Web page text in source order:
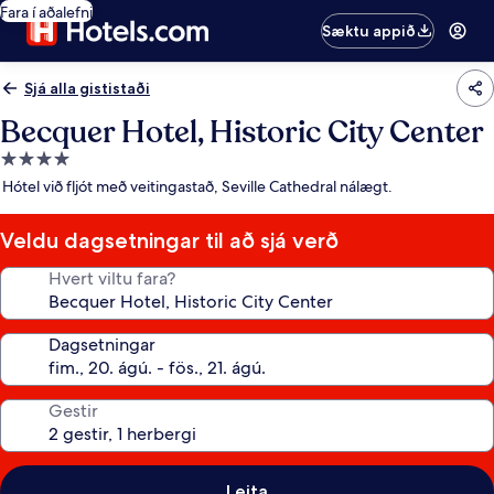
Fara í aðalefni
Sæktu appið
Sjá alla gististaði
Becquer Hotel, Historic City Center
4.0
stjörnu
Hótel við fljót með veitingastað, Seville Cathedral nálægt.
Veldu dagsetningar til að sjá verð
Hvert viltu fara?
Dagsetningar
Gestir